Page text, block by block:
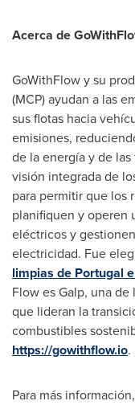
Acerca de
GoWithFlow y su
(MCP) ayudan a las
sus flotas hacia
emisiones,
de la energía y de
visión integrada de
para permitir que los
planifiquen y operen
eléctricos y
electricidad. Fue
limpias de Portugal
Flow es Galp, una
que lideran la
combustibles
https://gowithflow.io.
Para más